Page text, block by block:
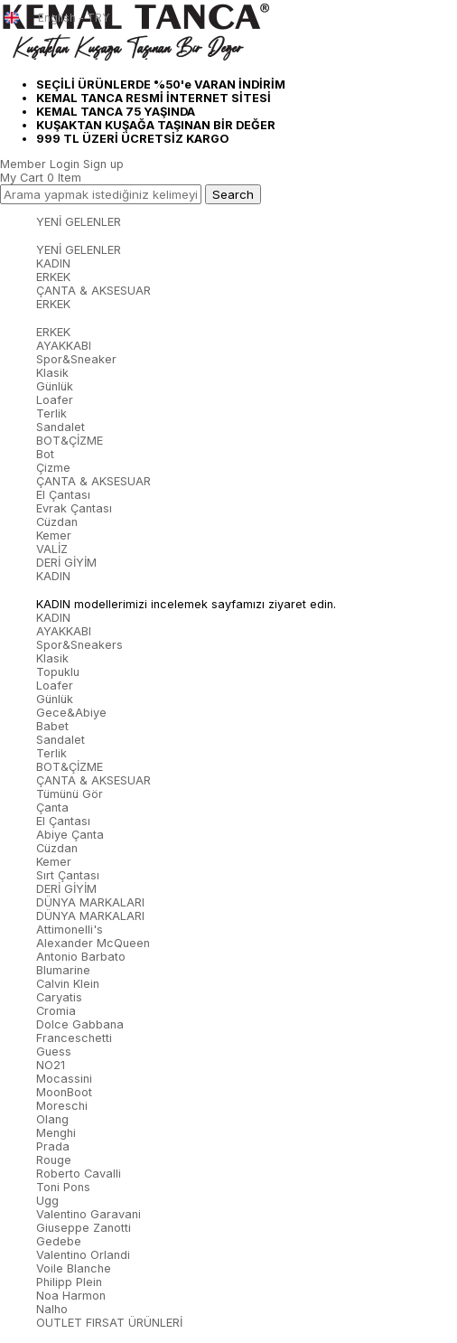
SEÇİLİ ÜRÜNLERDE %50'e VARAN İNDİRİM
KEMAL TANCA RESMİ İNTERNET SİTESİ
KEMAL TANCA 75 YAŞINDA
KUŞAKTAN KUŞAĞA TAŞINAN BİR DEĞER
999 TL ÜZERİ ÜCRETSİZ KARGO
English - TRY
Member Login Sign up
My Cart 0 Item
YENİ GELENLER
YENİ GELENLER
KADIN
ERKEK
ÇANTA & AKSESUAR
ERKEK
ERKEK
AYAKKABI
Spor&Sneaker
Klasik
Günlük
Loafer
Terlik
Sandalet
BOT&ÇİZME
Bot
Çizme
ÇANTA & AKSESUAR
El Çantası
Evrak Çantası
Cüzdan
Kemer
VALİZ
DERİ GİYİM
KADIN
KADIN modellerimizi incelemek sayfamızı ziyaret edin.
KADIN
AYAKKABI
Spor&Sneakers
Klasik
Topuklu
Loafer
Günlük
Gece&Abiye
Babet
Sandalet
Terlik
BOT&ÇİZME
ÇANTA & AKSESUAR
Tümünü Gör
Çanta
El Çantası
Abiye Çanta
Cüzdan
Kemer
Sırt Çantası
DERİ GİYİM
DÜNYA MARKALARI
DÜNYA MARKALARI
Attimonelli's
Alexander McQueen
Antonio Barbato
Blumarine
Calvin Klein
Caryatis
Cromia
Dolce Gabbana
Franceschetti
Guess
NO21
Mocassini
MoonBoot
Moreschi
Olang
Menghi
Prada
Rouge
Roberto Cavalli
Toni Pons
Ugg
Valentino Garavani
Giuseppe Zanotti
Gedebe
Valentino Orlandi
Voile Blanche
Philipp Plein
Noa Harmon
Nalho
OUTLET FIRSAT ÜRÜNLERİ